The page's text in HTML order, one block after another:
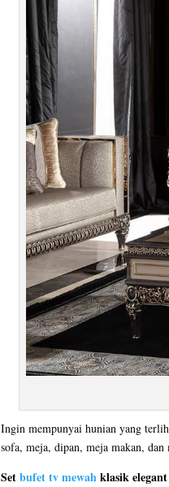
Ingin mempunyai hunian yang
sofa, meja, dipan, meja makan,
Setbufet tv mewahklasik